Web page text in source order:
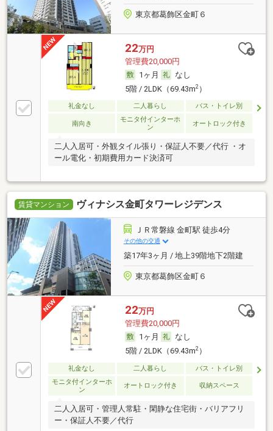
東京都葛飾区金町６
22万円
管理費20,000円
1ヶ月
なし
5階 / 2LDK（69.43m2）
礼金なし 二人暮らし バス・トイレ別
南向き
モニタ付インターホ
ン
オートロック付き
二人入居可・外観タイル張り・保証人不要／代行 ・オ
ール電化・初期費用カード決済可
賃貸マンション ヴィナシス金町タワーレジデンス
ＪＲ常磐線 金町駅 徒歩4分
その他の交通
築17年3ヶ月 / 地上39階地下2階建
東京都葛飾区金町６
22万円
管理費20,000円
1ヶ月
なし
5階 / 2LDK（69.43m2）
礼金なし 二人暮らし
バス・トイレ別
モニタ付インターホ
ン
オートロック付き 収納スペース
二人入居可・管理人常駐・閑静な住宅街・バリアフリ
ー・保証人不要／代行